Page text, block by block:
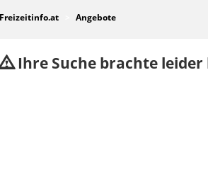
Freizeitinfo.at Angebote
Ihre Suche brachte leider